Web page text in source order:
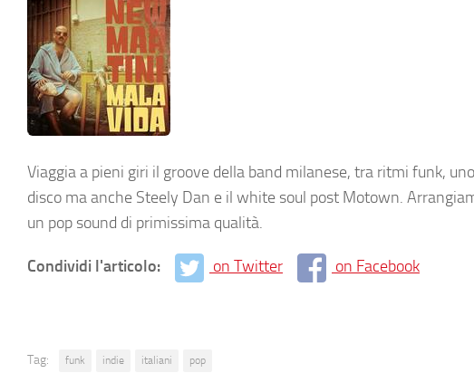
Viaggia a pieni giri il groove della band milanese, tra ritmi funk,
disco ma anche Steely Dan e il white soul post Motown.
un pop sound di primissima qualità.
Condividi l'articolo: on Twitter on Facebook
Tag: funk indie italiani pop